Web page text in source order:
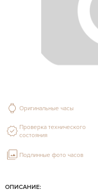
ОПИСАНИЕ:
Оригинальные часы
Проверка технического
состояния
Подлинные фото часов